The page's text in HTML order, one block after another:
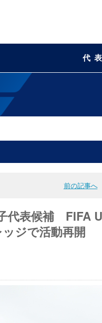
代表
前の記事へ
代表候補 FIFA
ジで活動再開